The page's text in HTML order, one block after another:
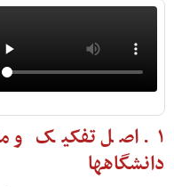
۱. اصل تفکیک و
دانشگاهها